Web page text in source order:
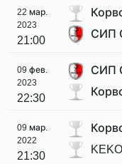
22 мар.
2023
21:00
СИП
09 фев.
2023
22:30
СИП
09 мар.
2022
21:30